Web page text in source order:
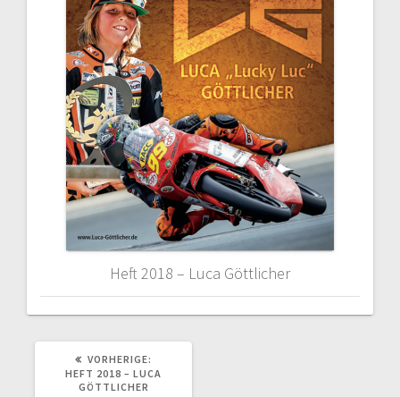
Heft 2018 – Luca Göttlicher
VORHERIGE:
BEITRAG:
HEFT 2018 – LUCA
GÖTTLICHER